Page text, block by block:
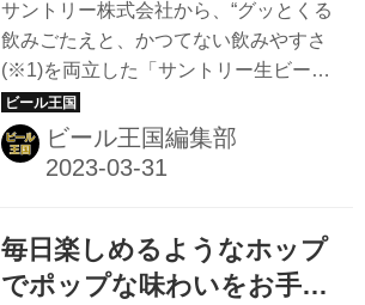
ール「サントリー生ビー
ル」が4月4日(火)から全国
で新発売
サントリー株式会社から、“グッとくる
飲みごたえと、かつてない飲みやすさ
(※1)を両立した「サントリー生ビー
ル」が、4月4日(火)から全国で発売さ
れる。同社が理想を追い求めて試行錯
誤を重ね、ようやく辿り着いた“飲み始
最後のひと口までおいしいビールが、
明日へ進む力をくれる ビールを飲んだ
ビール王国編集部
毎日楽しめるようなホップ
でポップな味わいをお手頃